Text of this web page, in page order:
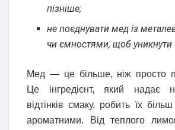
пізніше;
не поєднувати мед із
чи ємностями, щоб уникнути
Мед — це більше, ніж просто
Це інгредієнт, який надає
відтінків смаку, робить їх
ароматними. Від теплого